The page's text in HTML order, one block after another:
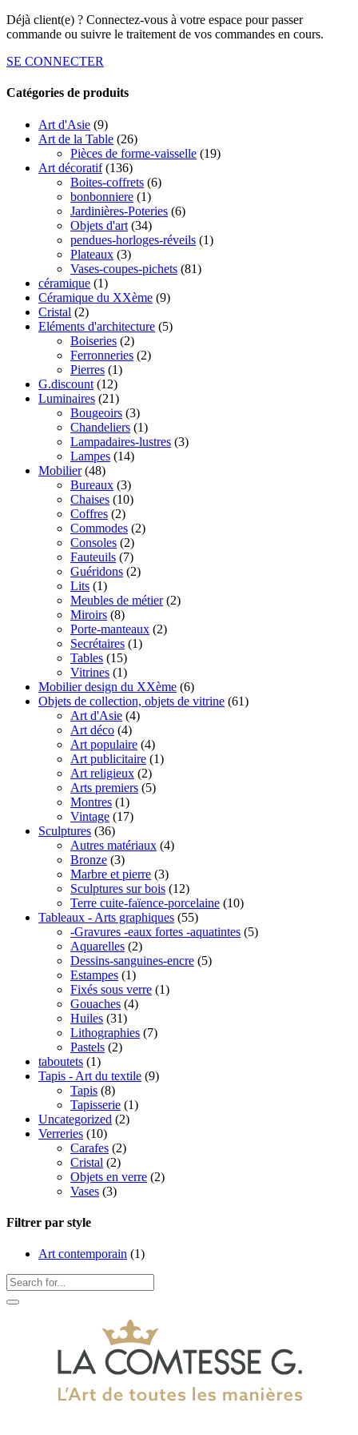
Déjà client(e) ? Connectez-vous à votre espace pour passer
commande ou suivre le traitement de vos commandes en cours.
SE CONNECTER
Catégories de produits
Art d'Asie (9)
Art de la Table (26)
Pièces de forme-vaisselle (19)
Art décoratif (136)
Boites-coffrets (6)
bonbonniere (1)
Jardinières-Poteries (6)
Objets d'art (34)
pendues-horloges-réveils (1)
Plateaux (3)
Vases-coupes-pichets (81)
céramique (1)
Céramique du XXème (9)
Cristal (2)
Eléments d'architecture (5)
Boiseries (2)
Ferronneries (2)
Pierres (1)
G.discount (12)
Luminaires (21)
Bougeoirs (3)
Chandeliers (1)
Lampadaires-lustres (3)
Lampes (14)
Mobilier (48)
Bureaux (3)
Chaises (10)
Coffres (2)
Commodes (2)
Consoles (2)
Fauteuils (7)
Guéridons (2)
Lits (1)
Meubles de métier (2)
Miroirs (8)
Porte-manteaux (2)
Secrétaires (1)
Tables (15)
Vitrines (1)
Mobilier design du XXème (6)
Objets de collection, objets de vitrine (61)
Art d'Asie (4)
Art déco (4)
Art populaire (4)
Art publicitaire (1)
Art religieux (2)
Arts premiers (5)
Montres (1)
Vintage (17)
Sculptures (36)
Autres matériaux (4)
Bronze (3)
Marbre et pierre (3)
Sculptures sur bois (12)
Terre cuite-faïence-porcelaine (10)
Tableaux - Arts graphiques (55)
-Gravures -eaux fortes -aquatintes (5)
Aquarelles (2)
Dessins-sanguines-encre (5)
Estampes (1)
Fixés sous verre (1)
Gouaches (4)
Huiles (31)
Lithographies (7)
Pastels (2)
taboutets (1)
Tapis - Art du textile (9)
Tapis (8)
Tapisserie (1)
Uncategorized (2)
Verreries (10)
Carafes (2)
Cristal (2)
Objets en verre (2)
Vases (3)
Filtrer par style
Art contemporain (1)